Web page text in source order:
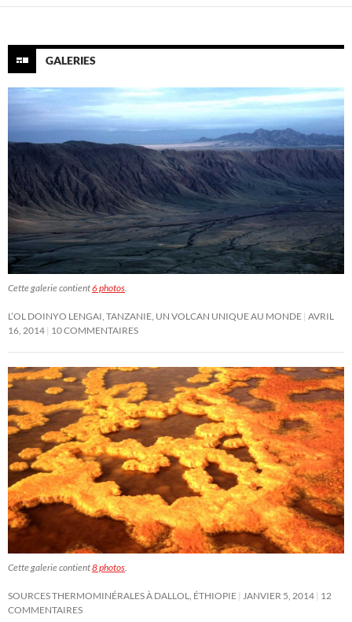
GALERIES
Cette galerie contient6 photos
L’OL DOINYO LENGAI, TANZANIE, UN VOLCAN UNIQUE AU MONDE AVRIL
16, 2014 10 COMMENTAIRES
Cette galerie contient8 photos
SOURCES THERMOMINÉRALES À DALLOL, ÉTHIOPIE JANVIER 5, 2014 12
COMMENTAIRES